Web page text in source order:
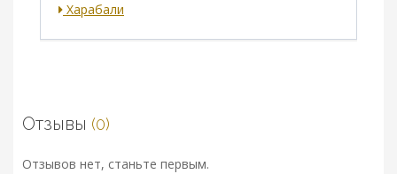
Харабали
Отзывы (0)
Отзывов нет, станьте первым.